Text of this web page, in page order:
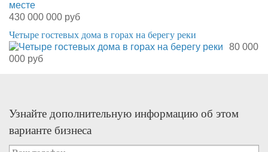
430 000 000 руб
Четыре гостевых дома в горах на берегу реки
80 000
000 руб
Узнайте дополнительную информацию об этом
варианте бизнеса